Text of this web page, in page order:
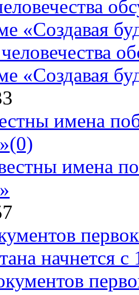
«Создавая
имена
(0)
начнется с